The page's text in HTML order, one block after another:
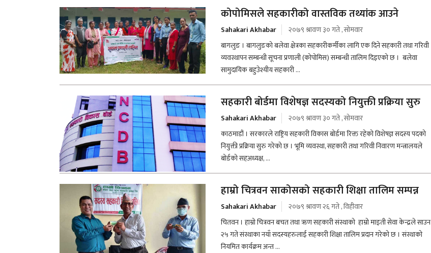
कोपोमिसले सहकारीको वास्तविक तथ्यांक आउने
Sahakari Akhabar
२०७९ श्रावण ३० गते , सोमवार
बागलुङ । बागलुङको बलेवा क्षेत्रका सहकारीकर्मीका लागि एक दिने सहकारी तथा गरिवी
व्यवस्थापन सम्बन्धी सूचना प्रणाली (कोपोमिस) सम्बन्धी तालिम दिइएको छ । बलेवा
सामुदायिक बहुउेश्यीय सहकारी ...
सहकारी बोर्डमा विशेषज्ञ सदस्यको नियुक्ती प्रक्रिया सुरु
Sahakari Akhabar
२०७९ श्रावण ३० गते , सोमवार
काठमाडौं । सरकारले राष्ट्रिय सहकारी विकास बोर्डमा रिक्त रहेको विशेषज्ञ सदस्य पदको
नियुक्ती प्रक्रिया सुरु गरेको छ । भूमि व्यवस्था, सहकारी तथा गरिवी निवारण मन्त्रालयले
बोर्डको सहअध्यक्ष, ...
हाम्रो चित्रवन साकोसको सहकारी शिक्षा तालिम सम्पन्न
Sahakari Akhabar
२०७९ श्रावण २६ गते , विहीवार
चितवन । हाम्रो चित्रवन बचत तथा ऋण सहकारी संस्थाको हाम्रो माइती सेवा केन्द्रले साउन
२५ गते संस्थाका नयाँ सदस्यहरुलाई सहकारी शिक्षा तालिम प्रदान गरेको छ । संस्थाको
नियमित कार्यक्रम अन्त ...